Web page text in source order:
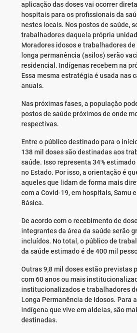
aplicação das doses vai ocorrer
hospitais para os profissionais da
nestes locais. Nos postos de saúde,
trabalhadores daquela própria
Moradores idosos e trabalhadores
longa permanência (asilos) serão
residencial. Indígenas recebem na
Essa mesma estratégia é usada nas
anuais.
Nas próximas fases, a população
postos de saúde próximos de onde
respectivas.
Entre o público destinado para o
138 mil doses são destinadas aos
saúde. Isso representa 34%
no Estado. Por isso, a orientação é
aqueles que lidam de forma mais
com a Covid-19, em hospitais, Samu
Básica.
De acordo com o recebimento de
integrantes da área da saúde serão
incluídos. No total, o público de
da saúde estimado é de 400 mil
Outras 9,8 mil doses estão previstas
com 60 anos ou mais
institucionalizados e trabalhadores
Longa Permanência de Idosos. Para
indígena que vive em aldeias, são
destinadas.